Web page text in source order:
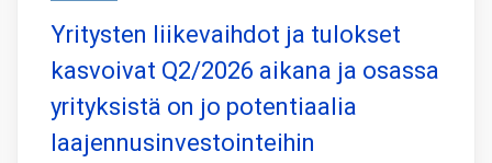
Yritysten liikevaihdot ja tulokset
kasvoivat Q2/2026 aikana ja osassa
yrityksistä on jo potentiaalia
laajennusinvestointeihin